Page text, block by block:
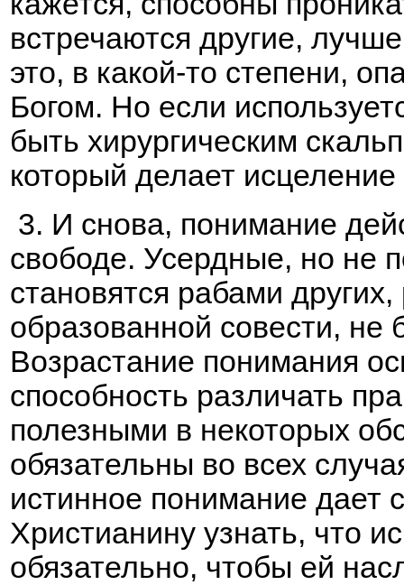
встречаются другие,
это, в какой-то степени,
Богом. Но если
быть хирургическим
который делает
3. И снова, понимание
свободе. Усердные, но не
становятся рабами
образованной совести, не
Возрастание понимания
способность различать
полезными в некоторых
обязательны во всех
истинное понимание дает
Христианину узнать, что
обязательно, чтобы ей